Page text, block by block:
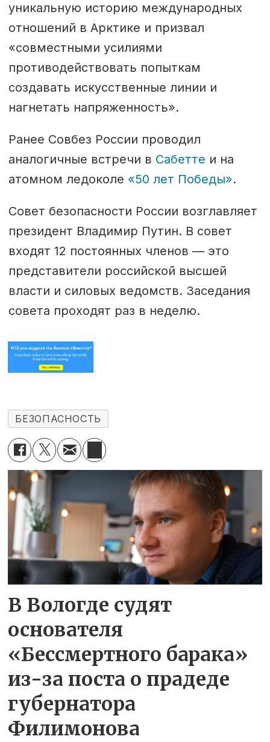
уникальную историю международных
отношений в Арктике и призвал
«совместными усилиями
противодействовать попыткам
создавать искусственные линии и
нагнетать напряженность».
Ранее Совбез России проводил
аналогичные встречи в Сабетте и на
атомном ледоколе «50 лет Победы».
Совет безопасности России возглавляет
президент Владимир Путин. В совет
входят 12 постоянных членов — это
представители российской высшей
власти и силовых ведомств. Заседания
совета проходят раз в неделю.
БЕЗОПАСНОСТЬ
В Вологде судят
основателя
«Бессмертного барака»
из-за поста о прадеде
губернатора
Филимонова